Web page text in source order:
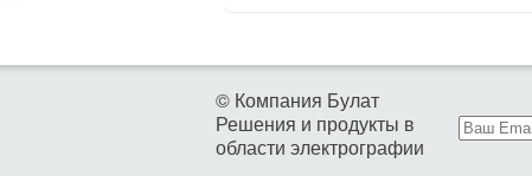
© Компания Булат
Решения и продукты в
области электрографии